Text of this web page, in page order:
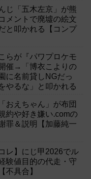
じ「五木左京」が熊
メントで廃墟の絵文
と叩かれる【コンプ
らが『パワプロケモ
催→「博衣こよりの
に名前貸しNGだっ
やるな」と叩かれる
おえちゃん」が布団
約や好き嫌い.comの
罪＆説明【加藤純一
レ】にじ甲2026でル
験値目的の代走・守
不具合】